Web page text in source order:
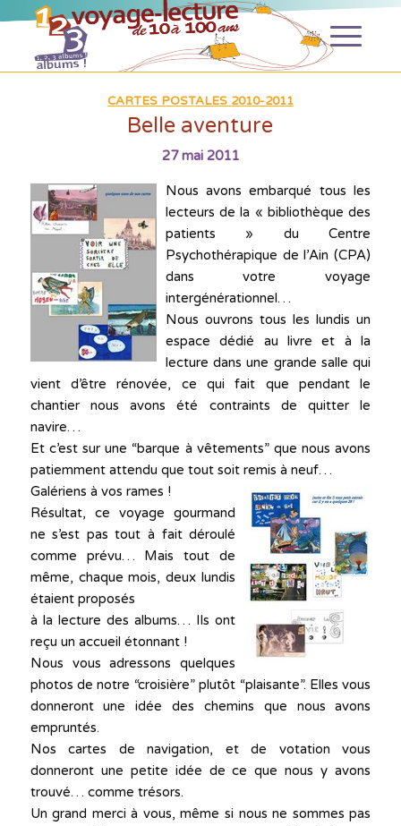
CARTES POSTALES 2010-2011
Belle aventure
27 mai 2011
Nous avons embarqué tous les
lecteurs de la « bibliothèque des
patients » du Centre
Psychothérapique de l’Ain (CPA)
dans votre voyage
intergénérationnel…
Nous ouvrons tous les lundis un
espace dédié au livre et à la
lecture dans une grande salle qui
vient d’être rénovée, ce qui fait que pendant le
chantier nous avons été contraints de quitter le
navire…
Et c’est sur une “barque à vêtements” que nous avons
patiemment attendu que tout soit remis à neuf…
Galériens à vos rames !
Résultat, ce voyage gourmand
ne s’est pas tout à fait déroulé
comme prévu… Mais tout de
même, chaque mois, deux lundis
étaient proposés
à la lecture des albums… Ils ont
reçu un accueil étonnant !
Nous vous adressons quelques
photos de notre “croisière” plutôt “plaisante”. Elles vous
donneront une idée des chemins que nous avons
empruntés.
Nos cartes de navigation, et de votation vous
donneront une petite idée de ce que nous y avons
trouvé… comme trésors.
Un grand merci à vous, même si nous ne sommes pas